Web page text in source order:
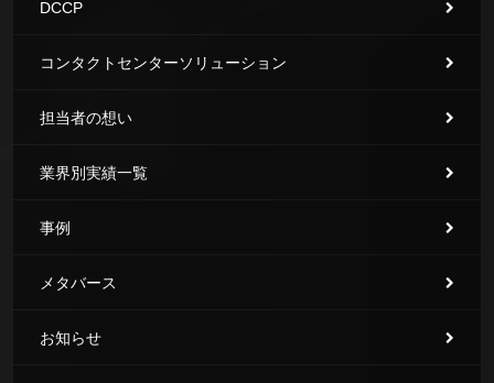
DCCP
コンタクトセンターソリューション
担当者の想い
業界別実績一覧
事例
メタバース
お知らせ